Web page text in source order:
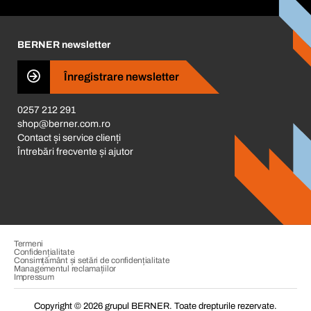
Business Conduct
BERNER newsletter
Înregistrare newsletter
0257 212 291
shop@berner.com.ro
Contact și service clienți
Întrebări frecvente și ajutor
Copyright © 2026 grupul BERNER. Toate drepturile rezervate.
Termeni
Confidențialitate
Consimțământ și setări de confidențialitate
Managementul reclamațiilor
Impressum